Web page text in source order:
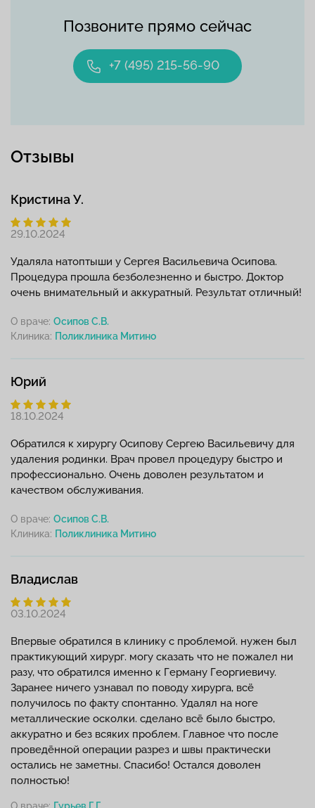
Позвоните прямо сейчас
+7 (495) 215-56-90
Отзывы
Кристина У.
29.10.2024
Удаляла натоптыши у Сергея Васильевича Осипова.
Процедура прошла безболезненно и быстро. Доктор
очень внимательный и аккуратный. Результат отличный!
О враче: Осипов С.В.
Клиника:
Юрий
18.10.2024
Обратился к хирургу Осипову Сергею Васильевичу для
удаления родинки. Врач провел процедуру быстро и
профессионально. Очень доволен результатом и
качеством обслуживания.
О враче: Осипов С.В.
Клиника:
Владислав
03.10.2024
Впервые обратился в клинику с проблемой. нужен был
практикующий хирург. могу сказать что не пожалел ни
разу, что обратился именно к Герману Георгиевичу.
Заранее ничего узнавал по поводу хирурга, всё
получилось по факту спонтанно. Удалял на ноге
металлические осколки. сделано всё было быстро,
аккуратно и без всяких проблем. Главное что после
проведённой операции разрез и швы практически
остались не заметны. Спасибо! Остался доволен
полностью!